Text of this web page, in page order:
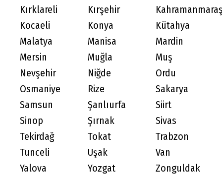
Kırklareli
Kırşehir
Kocaeli
Konya
Kütahya
Malatya
Manisa
Mardin
Mersin
Muğla
Muş
Nevşehir
Niğde
Ordu
Osmaniye
Rize
Sakarya
Samsun
Şanlıurfa
Siirt
Sinop
Şırnak
Sivas
Tekirdağ
Tokat
Trabzon
Tunceli
Uşak
Van
Yalova
Yozgat Zonguldak